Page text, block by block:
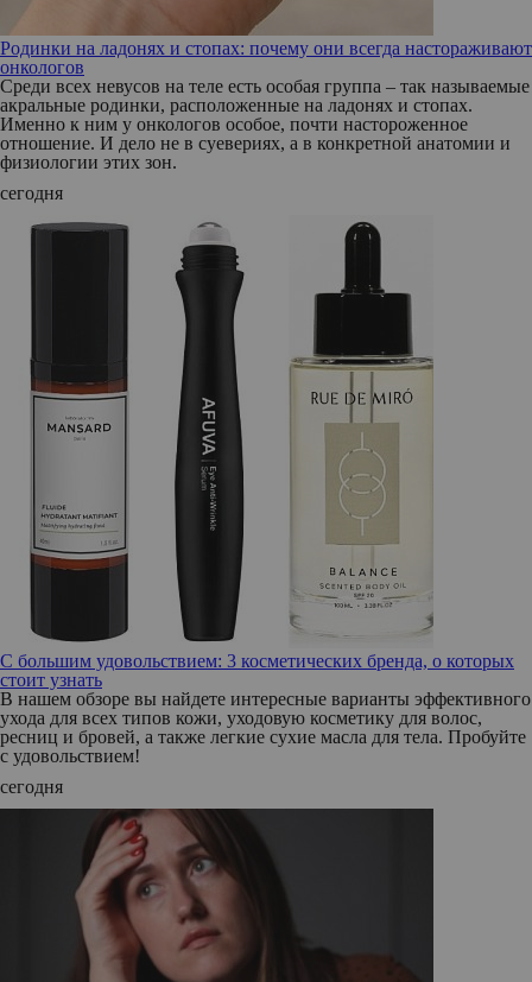
Родинки на ладонях и стопах: почему они всегда настораживают
онкологов
Среди всех невусов на теле есть особая группа – так называемые
акральные родинки, расположенные на ладонях и стопах.
Именно к ним у онкологов особое, почти настороженное
отношение. И дело не в суевериях, а в конкретной анатомии и
физиологии этих зон.
сегодня
С большим удовольствием: 3 косметических бренда, о которых
стоит узнать
В нашем обзоре вы найдете интересные варианты эффективного
ухода для всех типов кожи, уходовую косметику для волос,
ресниц и бровей, а также легкие сухие масла для тела. Пробуйте
с удовольствием!
сегодня